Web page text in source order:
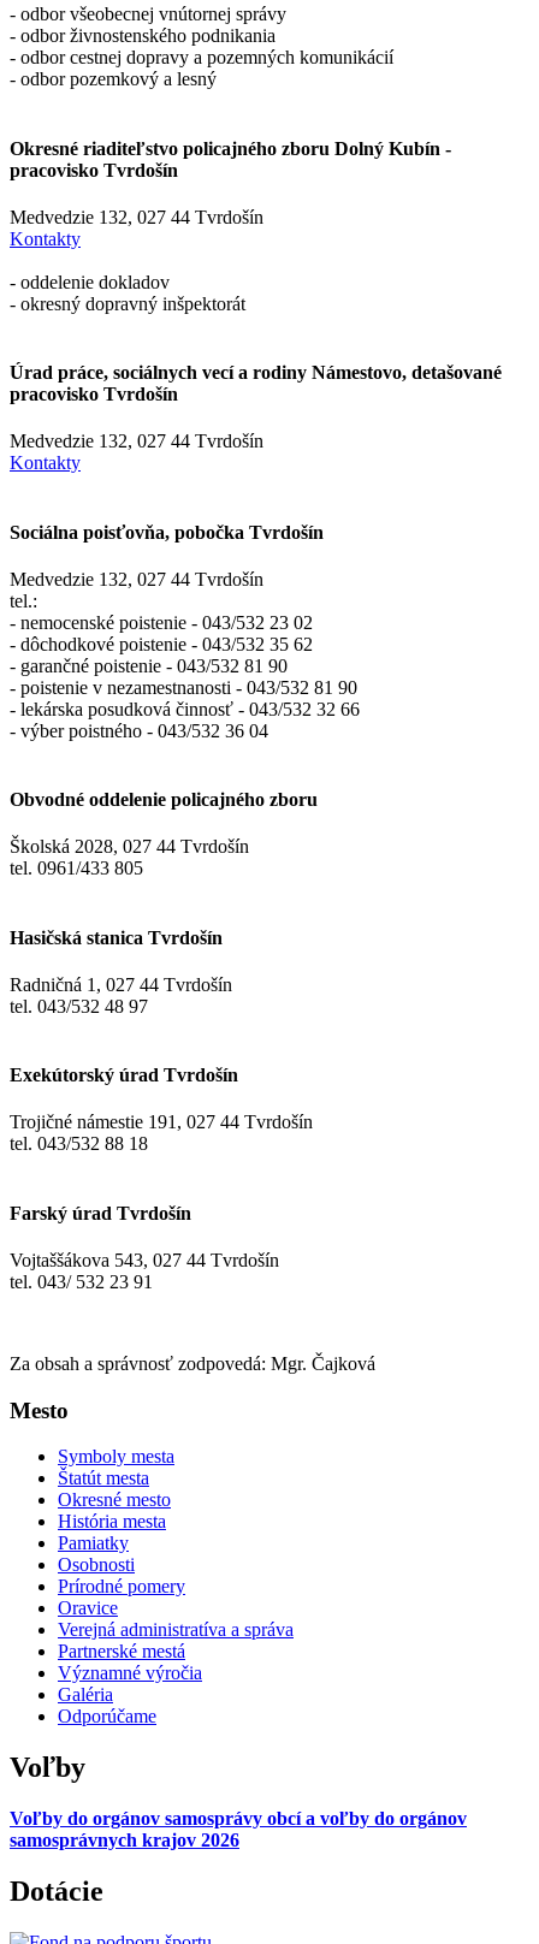
- odbor všeobecnej vnútornej správy
- odbor živnostenského podnikania
- odbor cestnej dopravy a pozemných komunikácií
- odbor pozemkový a lesný
Okresné riaditeľstvo policajného zboru Dolný Kubín -
pracovisko Tvrdošín
Medvedzie 132, 027 44 Tvrdošín
Kontakty
- oddelenie dokladov
- okresný dopravný inšpektorát
Úrad práce, sociálnych vecí a rodiny Námestovo, detašované
pracovisko Tvrdošín
Medvedzie 132, 027 44 Tvrdošín
Kontakty
Sociálna poisťovňa, pobočka Tvrdošín
Medvedzie 132, 027 44 Tvrdošín
tel.:
- nemocenské poistenie - 043/532 23 02
- dôchodkové poistenie - 043/532 35 62
- garančné poistenie - 043/532 81 90
- poistenie v nezamestnanosti - 043/532 81 90
- lekárska posudková činnosť - 043/532 32 66
- výber poistného - 043/532 36 04
Obvodné oddelenie policajného zboru
Školská 2028, 027 44 Tvrdošín
tel. 0961/433 805
Hasičská stanica Tvrdošín
Radničná 1, 027 44 Tvrdošín
tel. 043/532 48 97
Exekútorský úrad Tvrdošín
Trojičné námestie 191, 027 44 Tvrdošín
tel. 043/532 88 18
Farský úrad Tvrdošín
Vojtaššákova 543, 027 44 Tvrdošín
tel. 043/ 532 23 91
Za obsah a správnosť zodpovedá: Mgr. Čajková
Mesto
Symboly mesta
Štatút mesta
Okresné mesto
História mesta
Pamiatky
Osobnosti
Prírodné pomery
Oravice
Verejná administratíva a správa
Partnerské mestá
Významné výročia
Galéria
Odporúčame
Voľby
Voľby do orgánov samosprávy obcí a voľby do orgánov
samosprávnych krajov 2026
Dotácie